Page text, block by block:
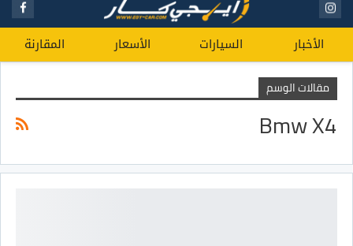
الأخبار السيارات الأسعار المقارنة
مقالات الوسم
Bmw X4